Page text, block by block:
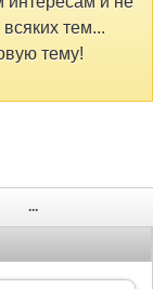
тем...
тему!
...